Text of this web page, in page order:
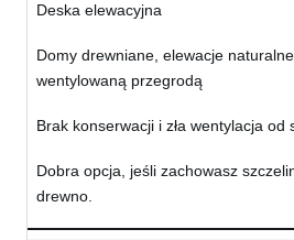
Deska elewacyjna
Domy drewniane, elewacje
wentylowaną przegrodą
Brak konserwacji i zła wentylacja od
Dobra opcja, jeśli zachowasz
drewno.